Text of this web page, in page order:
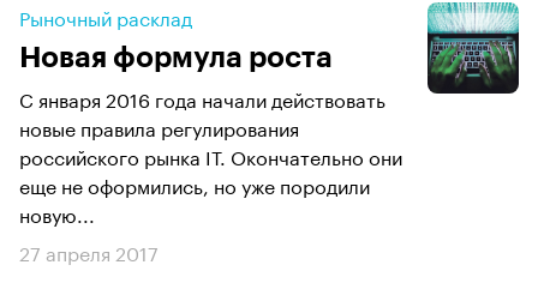
Рыночный расклад
Новая формула роста
С января 2016 года начали действовать
новые правила регулирования
российского рынка IT. Окончательно они
еще не оформились, но уже породили
новую...
27 апреля 2017